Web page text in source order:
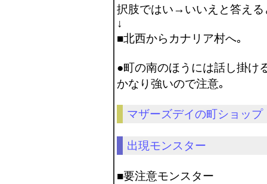
択肢ではい→いいえと答える
↓
■北西からカナリア村へ｡
●町の南のほうには話し掛け
かなり強いので注意｡
マザーズデイの町ショップ
出現モンスター
■要注意モンスター